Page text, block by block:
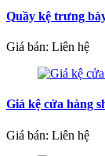
Quầy kệ trưng
Giá bán: Liên hệ
Giá kệ cửa hàng
Giá bán: Liên hệ